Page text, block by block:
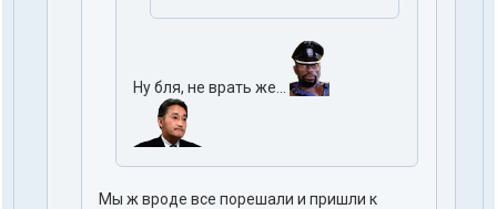
Ну бля, не врать же...
Мы ж вроде все порешали и пришли к